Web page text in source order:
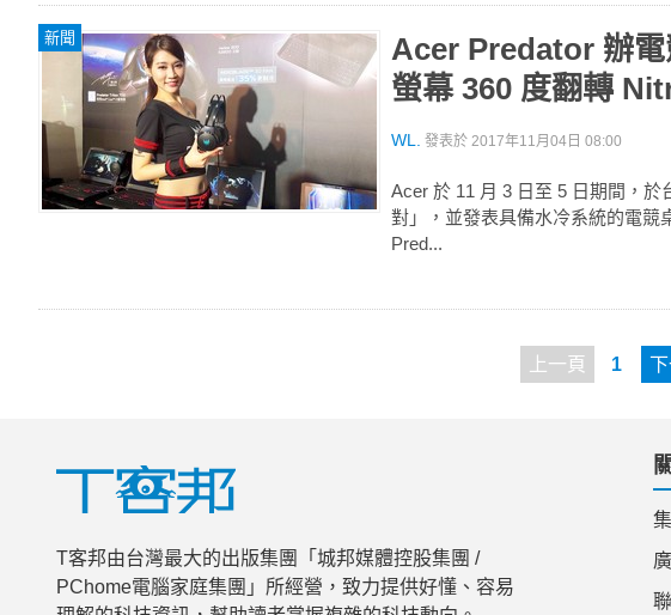
新聞
Acer Predator 辦電
螢幕 360 度翻轉
WL. 發表於 2017年11月04日 08:00
Acer 於 11 月 3 日至 5 日期間，
對」，並發表具備水冷系統的電競
Pred...
上一頁 1
T客邦由台灣最大的出版集團「城邦媒體控股集團 /
PChome電腦家庭集團」所經營，致力提供好懂、容易